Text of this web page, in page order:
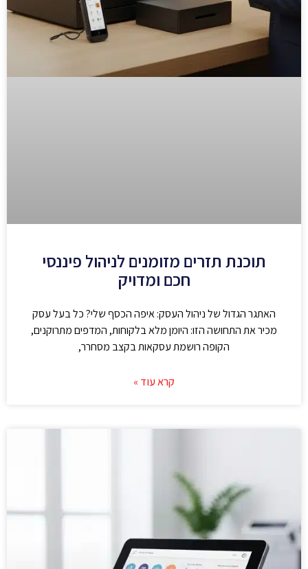
תוכנת תזרים מזומנים לניהול פיננסי
חכם ומדויק
האתגר הגדול של ניהול העסק: איפה הכסף שלי? כל בעל עסק
מכיר את התחושה הזו: היומן מלא בלקוחות, המדפים מתרוקנים,
הקופה רושמת עסקאות בקצב מסחרר,
קרא עוד »